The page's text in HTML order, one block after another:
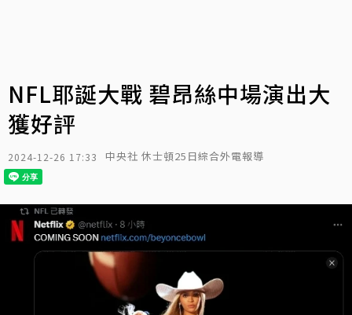
NFL耶誕大戰 碧昂絲中場演出大
獲好評
2024-12-26 17:33 中央社 休士頓25日綜合外電報導